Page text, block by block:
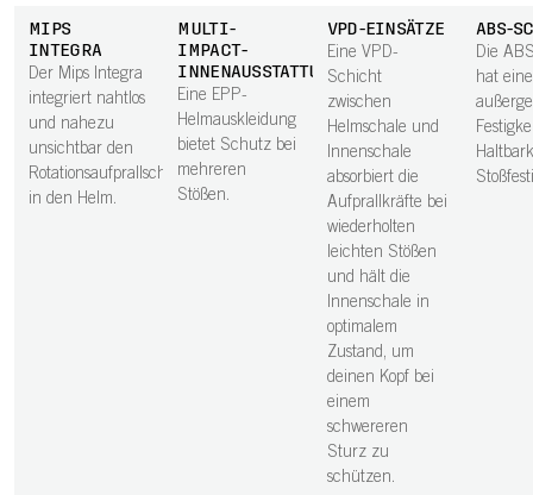
MIPS
INTEGRA
Der Mips Integra
integriert nahtlos
und nahezu
unsichtbar den
Rotationsaufprallschutz
in den Helm.
MULTI-
IMPACT-
INNENAUSSTATTUNG
Eine EPP-
Helmauskleidung
bietet Schutz bei
mehreren
Stößen.
VPD-EINSÄTZE
Eine VPD-
Schicht
zwischen
Helmschale und
Innenschale
absorbiert die
Aufprallkräfte bei
wiederholten
leichten Stößen
und hält die
Innenschale in
optimalem
Zustand, um
deinen Kopf bei
einem
schwereren
Sturz zu
schützen.
ABS-
Die
hat eine